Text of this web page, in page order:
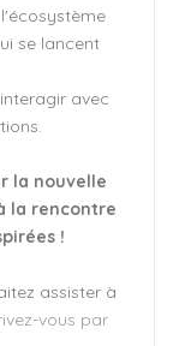
se lancent
avec
la nouvelle
la rencontre
!
assister à
vous par